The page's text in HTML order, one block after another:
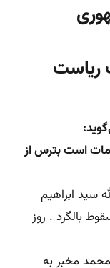
ریاست
است بترس از
سید ابراهیم
در سانحه سقوط بالگرد . روز
محمد مخبر به